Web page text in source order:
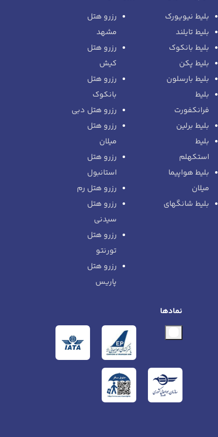
بلیط نیویورک
بلیط تایلند
بلیط بانکوک
بلیط پکن
بلیط بارسلون
بلیط
فرانکفورت
بلیط برلین
بلیط
استکهلم
بلیط هواپیما
میلان
بلیط شانگهای
رزرو هتل
مشهد
رزرو هتل
کیش
رزرو هتل
بانکوک
رزرو هتل دبی
رزرو هتل
میلان
رزرو هتل
استانبول
رزرو هتل رم
رزرو هتل
سیدنی
رزرو هتل
تورنتو
رزرو هتل
پاریس
نمادها